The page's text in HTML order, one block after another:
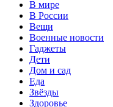
В мире
В России
Вещи
Военные новости
Гаджеты
Дети
Дом и сад
Еда
Звёзды
Здоровье